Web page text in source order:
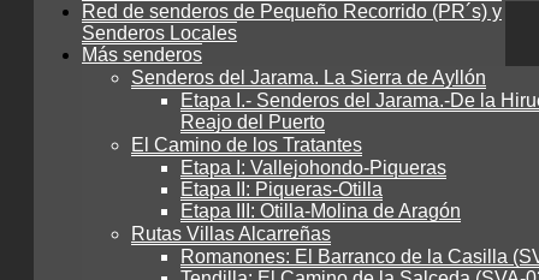
Red de senderos de Pequeño Recorrido (PR´s) y
Senderos Locales
Más senderos
Senderos del Jarama. La Sierra de Ayllón
Etapa I.- Senderos del Jarama.-De la
Reajo del Puerto
El Camino de los Tratantes
Etapa I: Vallejohondo-Piqueras
Etapa II: Piqueras-Otilla
Etapa III: Otilla-Molina de Aragón
Rutas Villas Alcarreñas
Romanones: El Barranco de la Casilla